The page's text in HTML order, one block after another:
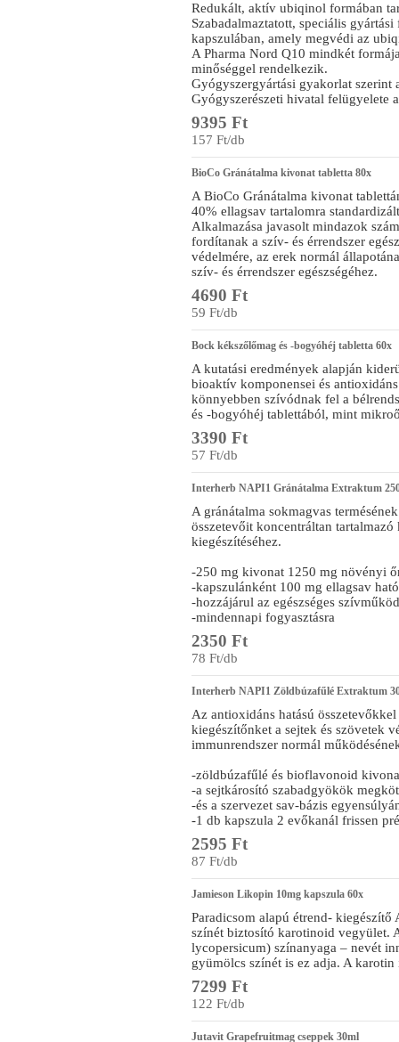
Redukált, aktív ubiqinol formában
Szabadalmaztatott, speciális
kapszulában, amely megvédi az
A Pharma Nord Q10 mindkét
minőséggel rendelkezik.
Gyógyszergyártási gyakorlat szerint
Gyógyszerészeti hivatal felügyelete
9395 Ft
157 Ft/db
BioCo Gránátalma kivonat tabletta 80x
A BioCo Gránátalma kivonat
40% ellagsav tartalomra
Alkalmazása javasolt mindazok
fordítanak a szív- és érrendszer
védelmére, az erek normál
szív- és érrendszer egészségéhez.
4690 Ft
59 Ft/db
Bock kékszőlőmag és -bogyóhéj tabletta 60x
A kutatási eredmények alapján
bioaktív komponensei és
könnyebben szívódnak fel a
és -bogyóhéj tablettából, mint
3390 Ft
57 Ft/db
Interherb NAPI1 Gránátalma Extraktum
A gránátalma sokmagvas
összetevőit koncentráltan tartalmazó
kiegészítéséhez.
-250 mg kivonat 1250 mg növényi
-kapszulánként 100 mg ellagsav
-hozzájárul az egészséges
-mindennapi fogyasztásra
2350 Ft
78 Ft/db
Interherb NAPI1 Zöldbúzafűlé Extraktum
Az antioxidáns hatású
kiegészítőnket a sejtek és szövetek
immunrendszer normál
-zöldbúzafűlé és bioflavonoid
-a sejtkárosító szabadgyökök
-és a szervezet sav-bázis
-1 db kapszula 2 evőkanál frissen
2595 Ft
87 Ft/db
Jamieson Likopin 10mg kapszula 60x
Paradicsom alapú étrend-
színét biztosító karotinoid vegyület.
lycopersicum) színanyaga – nevét
gyümölcs színét is ez adja. A karotin
7299 Ft
122 Ft/db
Jutavit Grapefruitmag cseppek 30ml